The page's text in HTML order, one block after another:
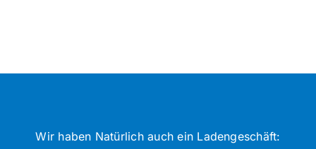
Wir haben Natürlich auch ein Ladengeschäft: